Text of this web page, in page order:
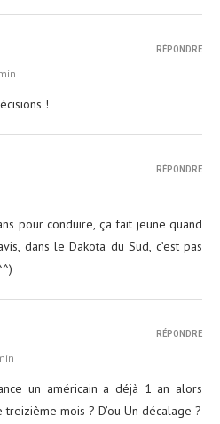
!
RÉPONDRE
pour conduire, ça fait jeune quand
dans le Dakota du Sud, c’est pas
RÉPONDRE
un américain a déjà 1 an alors
treizième mois ? D’ou Un décalage ?
RÉPONDRE